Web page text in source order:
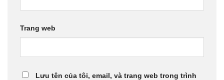
Trang web
Lưu tên của tôi, email, và trang web trong trình